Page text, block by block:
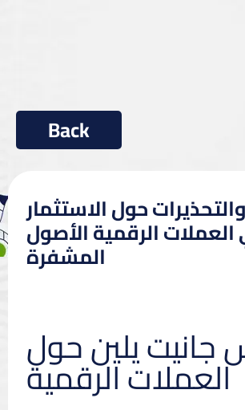
حول الاستثمار
الرقمية الأصول
المشفرة
جانيت يلين حول
العملات الرقمية